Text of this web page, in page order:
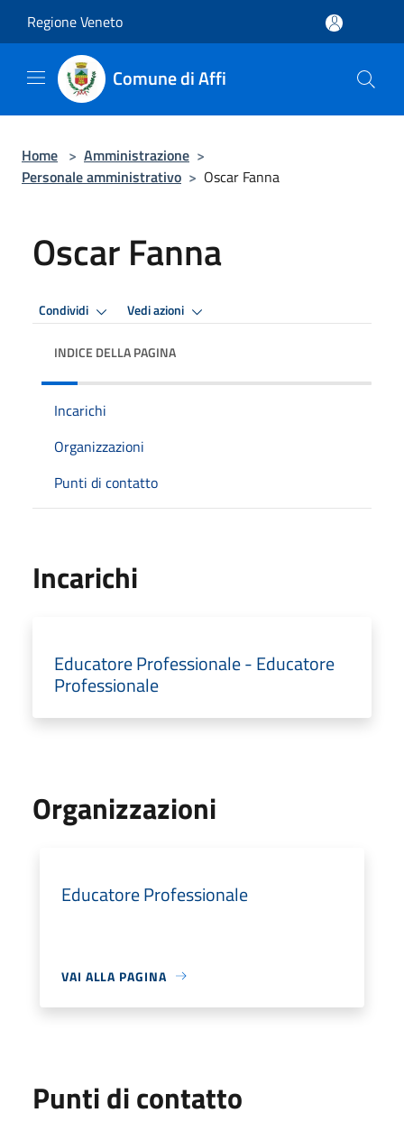
Regione Veneto
Comune di Affi
Home > Amministrazione >
Personale amministrativo > Oscar Fanna
Oscar Fanna
Condividi Vedi azioni
INDICE DELLA PAGINA
Incarichi
Organizzazioni
Punti di contatto
Incarichi
Educatore Professionale - Educatore
Professionale
Organizzazioni
Educatore Professionale
VAI ALLA PAGINA
Punti di contatto